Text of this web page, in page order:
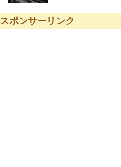
スポンサーリンク